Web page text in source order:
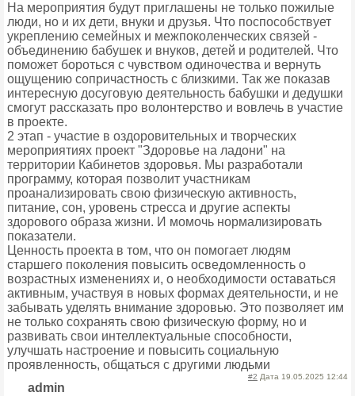
На мероприятия будут приглашены не только пожилые
люди, но и их дети, внуки и друзья. Что поспособствует
укреплению семейных и межпоколенческих связей -
объединению бабушек и внуков, детей и родителей. Что
поможет бороться с чувством одиночества и вернуть
ощущению сопричастность с близкими. Так же показав
интересную досуговую деятельность бабушки и дедушки
смогут рассказать про волонтерство и вовлечь в участие
в проекте.
2 этап - участие в оздоровительных и творческих
мероприятиях проект "Здоровье на ладони" на
территории Кабинетов здоровья. Мы разработали
программу, которая позволит участникам
проанализировать свою физическую активность,
питание, сон, уровень стресса и другие аспекты
здорового образа жизни. И момочь нормализировать
показатели.
Ценность проекта в том, что он помогает людям
старшего поколения повысить осведомленность о
возрастных изменениях и, о необходимости оставаться
активным, участвуя в новых формах деятельности, и не
забывать уделять внимание здоровью. Это позволяет им
не только сохранять свою физическую форму, но и
развивать свои интеллектуальные способности,
улучшать настроение и повысить социальную
проявленность, общаться с другими людьми
#2 Дата 19.05.2025 12:44
admin